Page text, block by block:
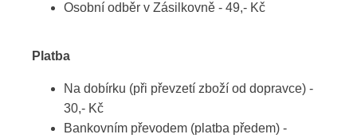
Osobní odběr v Zásilkovně - 49,- Kč
Platba
Na dobírku (při převzetí zboží od dopravce) -
30,- Kč
Bankovním převodem (platba předem) -